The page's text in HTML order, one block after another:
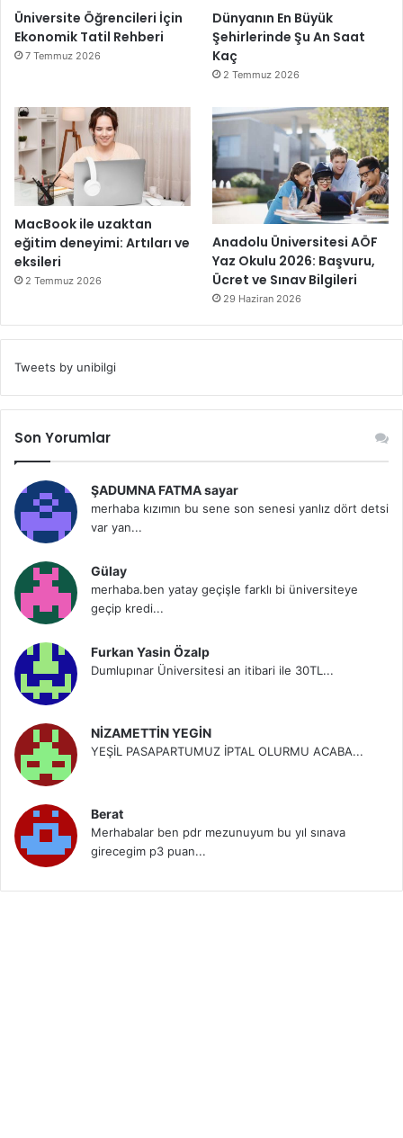
Üniversite Öğrencileri İçin
Ekonomik Tatil Rehberi
7 Temmuz 2026
Dünyanın En Büyük
Şehirlerinde Şu An Saat
Kaç
2 Temmuz 2026
MacBook ile uzaktan
eğitim deneyimi: Artıları ve
eksileri
2 Temmuz 2026
Anadolu Üniversitesi AÖF
Yaz Okulu 2026: Başvuru,
Ücret ve Sınav Bilgileri
29 Haziran 2026
Tweets by unibilgi
Son Yorumlar
ŞADUMNA FATMA sayar
merhaba kızımın bu sene son senesi yanlız dört detsi
var yan...
Gülay
merhaba.ben yatay geçişle farklı bi üniversiteye
geçip kredi...
Furkan Yasin Özalp
Dumlupınar Üniversitesi an itibari ile 30TL...
NİZAMETTİN YEGİN
YEŞİL PASAPARTUMUZ İPTAL OLURMU ACABA...
Berat
Merhabalar ben pdr mezunuyum bu yıl sınava
girecegim p3 puan...